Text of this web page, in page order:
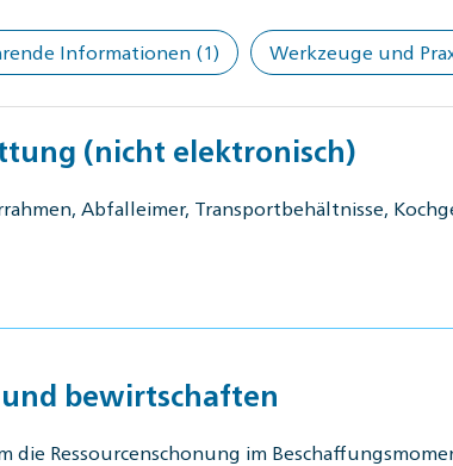
Informationen (1) Werkzeuge und
(nicht elektronisch)
Abfalleimer, Transportbehältnisse,
bewirtschaften
die Ressourcenschonung im